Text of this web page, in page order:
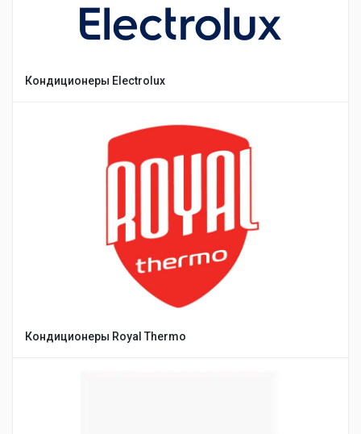
Кондиционеры Electrolux
Кондиционеры Royal Thermo